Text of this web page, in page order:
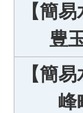
【簡易
豊
【簡易
峰